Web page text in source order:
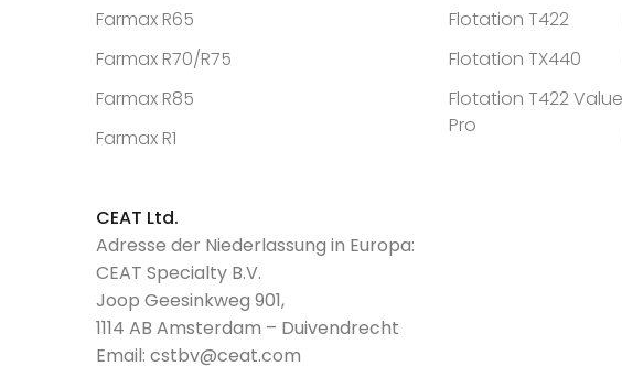
Farmax R65
Farmax R70/R75
Farmax R85
Farmax R1
Flotation T422
Flotation TX440
Flotation T422 Value
Pro
CEAT Ltd.
Adresse der Niederlassung in Europa:
CEAT Specialty B.V.
Joop Geesinkweg 901,
1114 AB Amsterdam – Duivendrecht
Email: cstbv@ceat.com